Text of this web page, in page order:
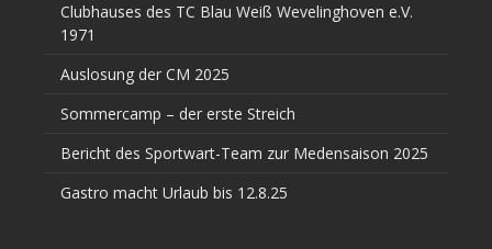
Clubhauses des TC Blau Weiß Wevelinghoven e.V.
1971
Auslosung der CM 2025
Sommercamp – der erste Streich
Bericht des Sportwart-Team zur Medensaison 2025
Gastro macht Urlaub bis 12.8.25